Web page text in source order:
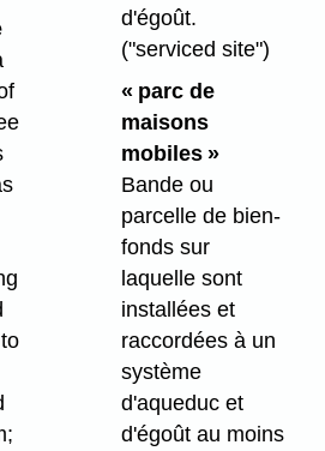
d'égoût.
("serviced site")
« parc de
maisons
mobiles »
Bande ou
parcelle de bien-
fonds sur
laquelle sont
installées et
raccordées à un
système
d'aqueduc et
d'égoût au moins